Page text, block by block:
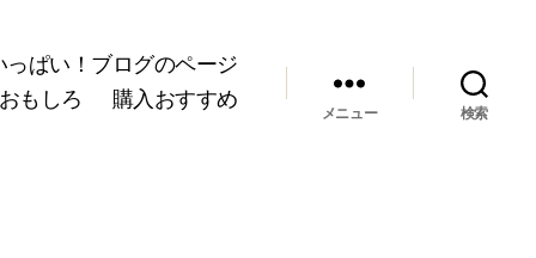
ぱい！ブログのページ
もしろ
購入おすすめ
メニュー 検索